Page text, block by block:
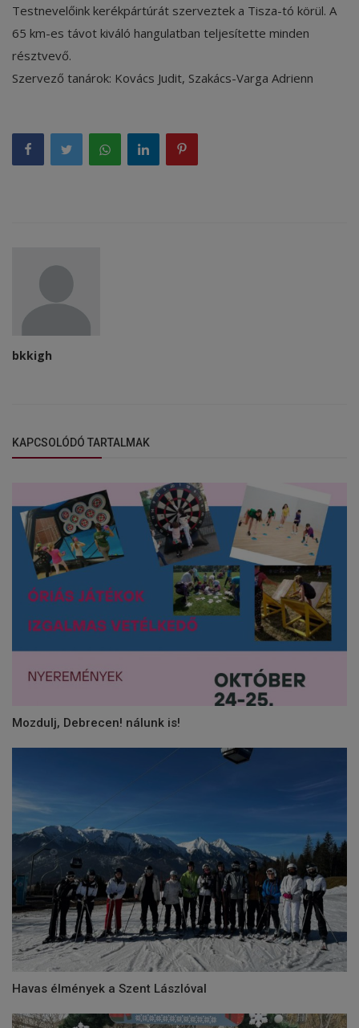
Testnevelőink kerékpártúrát szerveztek a Tisza-tó körül. A
65 km-es távot kiváló hangulatban teljesítette minden
résztvevő.
Szervező tanárok: Kovács Judit, Szakács-Varga Adrienn
bkkigh
KAPCSOLÓDÓ TARTALMAK
Mozdulj, Debrecen! nálunk is!
Havas élmények a Szent Lászlóval